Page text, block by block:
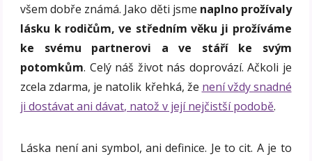
všem dobře známá. Jako děti jsme naplno prožívaly
lásku k rodičům, ve středním věku ji prožíváme
ke svému partnerovi a ve stáří ke svým
potomkům. Celý náš život nás doprovází. Ačkoli je
zcela zdarma, je natolik křehká, že není vždy snadné
ji dostávat ani dávat, natož v její nejčistší podobě.
Láska není ani symbol, ani definice. Je to cit. A je to